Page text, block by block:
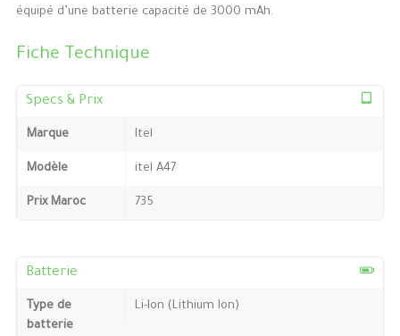
équipé d’une batterie capacité de 3000 mAh.
Fiche Technique
Specs & Prix
Marque Itel
Modèle itel A47
Prix Maroc 735
Batterie
Type de
batterie
Li-Ion (Lithium Ion)